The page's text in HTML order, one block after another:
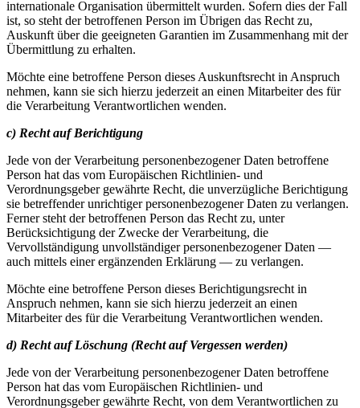
internationale Organisation übermittelt wurden. Sofern dies der Fall
ist, so steht der betroffenen Person im Übrigen das Recht zu,
Auskunft über die geeigneten Garantien im Zusammenhang mit der
Übermittlung zu erhalten.
Möchte eine betroffene Person dieses Auskunftsrecht in Anspruch
nehmen, kann sie sich hierzu jederzeit an einen Mitarbeiter des für
die Verarbeitung Verantwortlichen wenden.
c) Recht auf Berichtigung
Jede von der Verarbeitung personenbezogener Daten betroffene
Person hat das vom Europäischen Richtlinien- und
Verordnungsgeber gewährte Recht, die unverzügliche Berichtigung
sie betreffender unrichtiger personenbezogener Daten zu verlangen.
Ferner steht der betroffenen Person das Recht zu, unter
Berücksichtigung der Zwecke der Verarbeitung, die
Vervollständigung unvollständiger personenbezogener Daten —
auch mittels einer ergänzenden Erklärung — zu verlangen.
Möchte eine betroffene Person dieses Berichtigungsrecht in
Anspruch nehmen, kann sie sich hierzu jederzeit an einen
Mitarbeiter des für die Verarbeitung Verantwortlichen wenden.
d) Recht auf Löschung (Recht auf Vergessen werden)
Jede von der Verarbeitung personenbezogener Daten betroffene
Person hat das vom Europäischen Richtlinien- und
Verordnungsgeber gewährte Recht, von dem Verantwortlichen zu